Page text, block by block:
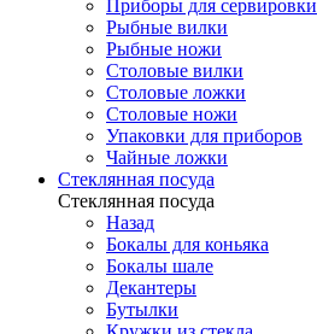
Приборы для сервировки
Рыбные вилки
Рыбные ножи
Столовые вилки
Столовые ложки
Столовые ножи
Упаковки для приборов
Чайные ложки
Стеклянная посуда
Стеклянная посуда
Назад
Бокалы для коньяка
Бокалы шале
Декантеры
Бутылки